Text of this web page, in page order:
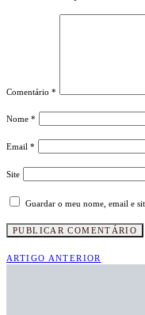
Comentário *
Nome *
Email *
Site
Guardar o meu nome, email e
ARTIGO ANTERIOR